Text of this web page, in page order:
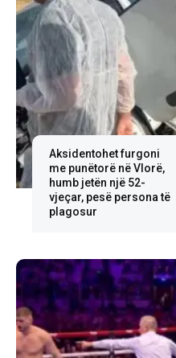
Aksidentohet furgoni
me punëtorë në Vlorë,
humb jetën një 52-
vjeçar, pesë persona të
plagosur